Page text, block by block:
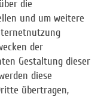
die
und um weitere
der
Gestaltung dieser
diese
übertragen,